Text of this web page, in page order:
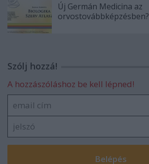
Új Germán Medicina az
orvostovábbképzésben?
Szólj hozzá!
A hozzászóláshoz be kell lépned!